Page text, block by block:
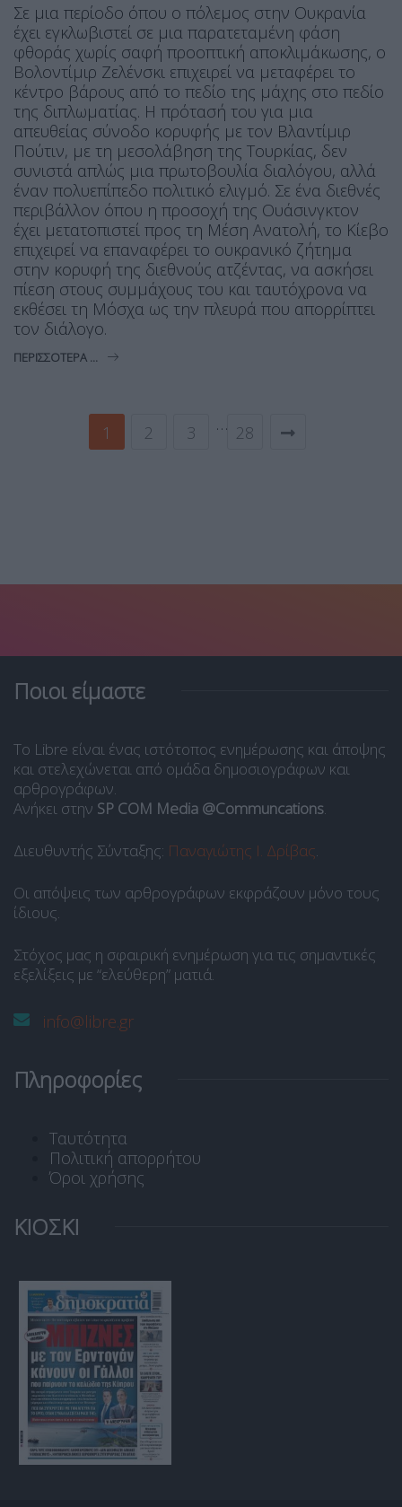
Σε μια περίοδο όπου ο πόλεμος στην Ουκρανία
έχει εγκλωβιστεί σε μια παρατεταμένη φάση
φθοράς χωρίς σαφή προοπτική αποκλιμάκωσης, ο
Βολοντίμιρ Ζελένσκι επιχειρεί να μεταφέρει το
κέντρο βάρους από το πεδίο της μάχης στο πεδίο
της διπλωματίας. Η πρότασή του για μια
απευθείας σύνοδο κορυφής με τον Βλαντίμιρ
Πούτιν, με τη μεσολάβηση της Τουρκίας, δεν
συνιστά απλώς μια πρωτοβουλία διαλόγου, αλλά
έναν πολυεπίπεδο πολιτικό ελιγμό. Σε ένα διεθνές
περιβάλλον όπου η προσοχή της Ουάσινγκτον
έχει μετατοπιστεί προς τη Μέση Ανατολή, το Κίεβο
επιχειρεί να επαναφέρει το ουκρανικό ζήτημα
στην κορυφή της διεθνούς ατζέντας, να ασκήσει
πίεση στους συμμάχους του και ταυτόχρονα να
εκθέσει τη Μόσχα ως την πλευρά που απορρίπτει
τον διάλογο.
ΠΕΡΙΣΣΌΤΕΡΑ ...
1 2 3 … 28
Ποιοι είμαστε
Το Libre είναι ένας ιστότοπος ενημέρωσης και άποψης
και στελεχώνεται από ομάδα δημοσιογράφων και
αρθρογράφων.
Ανήκει στην SP COM Media @Communcations.
Διευθυντής Σύνταξης: Παναγιώτης Ι. Δρίβας.
Οι απόψεις των αρθρογράφων εκφράζουν μόνο τους
ίδιους.
Στόχος μας η σφαιρική ενημέρωση για τις σημαντικές
εξελίξεις με “ελεύθερη” ματιά.
info@libre.gr
Πληροφορίες
Ταυτότητα
Πολιτική απορρήτου
Όροι χρήσης
ΚΙΟΣΚΙ